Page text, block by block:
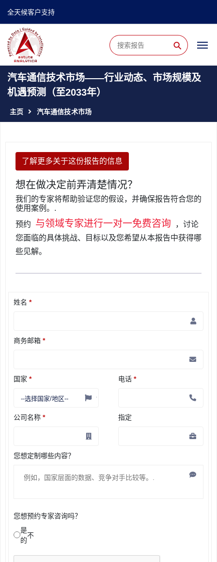
全天候客户支持
⚲
汽车通信技术市场——行业动态、市场规模及
机遇预测（至2033年）
主页 汽车通信技术市场
了解更多关于这份报告的信息
想在做决定前弄清楚情况？
我们的专家将帮助验证您的假设，并确保报告符合您的
使用案例。.
预约
与领域专家进行一对一免费咨询
，讨论
您面临的具体挑战、目标以及您希望从本报告中获得哪
些见解。
姓名 *
商务邮箱 *
国家 * 电话 *
公司名称 * 指定
您想定制哪些内容？
您想预约专家咨询吗？
是
的
不